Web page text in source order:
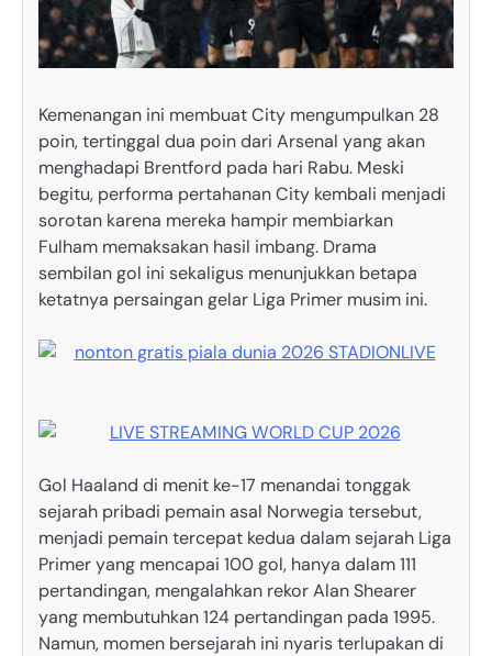
Kemenangan ini membuat City mengumpulkan 28
poin, tertinggal dua poin dari Arsenal yang akan
menghadapi Brentford pada hari Rabu. Meski
begitu, performa pertahanan City kembali menjadi
sorotan karena mereka hampir membiarkan
Fulham memaksakan hasil imbang. Drama
sembilan gol ini sekaligus menunjukkan betapa
ketatnya persaingan gelar Liga Primer musim ini.
Gol Haaland di menit ke-17 menandai tonggak
sejarah pribadi pemain asal Norwegia tersebut,
menjadi pemain tercepat kedua dalam sejarah Liga
Primer yang mencapai 100 gol, hanya dalam 111
pertandingan, mengalahkan rekor Alan Shearer
yang membutuhkan 124 pertandingan pada 1995.
Namun, momen bersejarah ini nyaris terlupakan di